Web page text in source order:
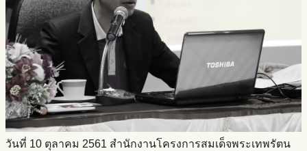
วันที่ 10 ตุลาคม 2561 สำนักงานโครงการสมเด็จพระเทพรัตน